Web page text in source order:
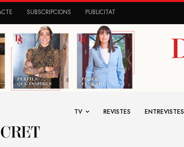
SUBSCRIPCIONS PUBLICITAT
TV REVISTES ENTREVISTES